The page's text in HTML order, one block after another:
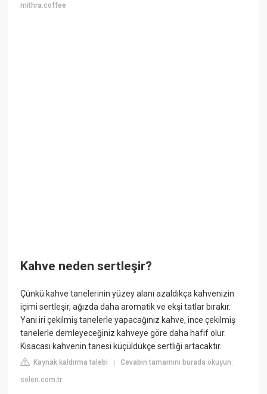
mithra.coffee
Kahve neden sertleşir?
Çünkü kahve tanelerinin yüzey alanı azaldıkça kahvenizin
içimi sertleşir, ağızda daha aromatik ve ekşi tatlar bırakır.
Yani iri çekilmiş tanelerle yapacağınız kahve, ince çekilmiş
tanelerle demleyeceğiniz kahveye göre daha hafif olur.
Kısacası kahvenin tanesi küçüldükçe sertliği artacaktır.
Kaynak kaldırma talebi |Cevabın tamamını burada okuyun:
solen.com.tr